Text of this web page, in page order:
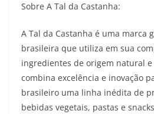
Sobre A Tal da Castanha:
A Tal da Castanha é uma marca
brasileira que utiliza em sua
ingredientes de origem natural e
combina excelência e inovação
brasileiro uma linha inédita de
bebidas vegetais, pastas e